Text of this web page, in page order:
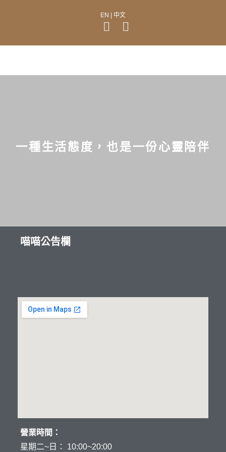
EN | 中文
一種生活態度，也是一份心靈陪伴
喵喵公告欄
營業時間：
星期二~日： 10:00~20:00